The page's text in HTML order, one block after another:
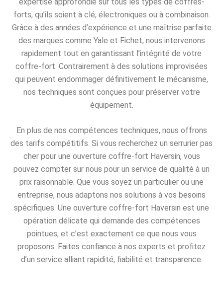
forts, qu’ils soient à clé, électroniques ou à combinaison.
Grâce à des années d’expérience et une maîtrise parfaite
des marques comme Yale et Fichet, nous intervenons
rapidement tout en garantissant l’intégrité de votre
coffre-fort. Contrairement à des solutions improvisées
qui peuvent endommager définitivement le mécanisme,
nos techniques sont conçues pour préserver votre
équipement.
En plus de nos compétences techniques, nous offrons
des tarifs compétitifs. Si vous recherchez un serrurier pas
cher pour une ouverture coffre-fort Haversin, vous
pouvez compter sur nous pour un service de qualité à un
prix raisonnable. Que vous soyez un particulier ou une
entreprise, nous adaptons nos solutions à vos besoins
spécifiques. Une ouverture coffre-fort Haversin est une
opération délicate qui demande des compétences
pointues, et c’est exactement ce que nous vous
proposons. Faites confiance à nos experts et profitez
d’un service alliant rapidité, fiabilité et transparence.